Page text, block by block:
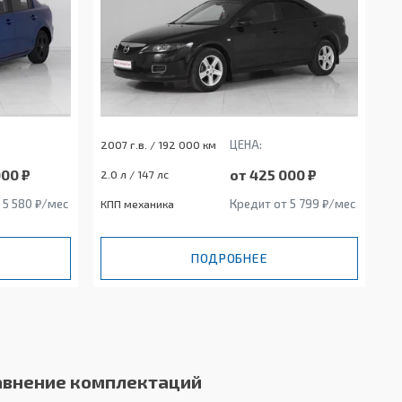
₽
5 580 ₽/мес
2007 г.в. / 192 000 км ЦЕНА:
2.0 л / 147 лс от 425 000 ₽
КПП механика Кредит от 5 799 ₽/мес
ПОДРОБНЕЕ
комплектаций